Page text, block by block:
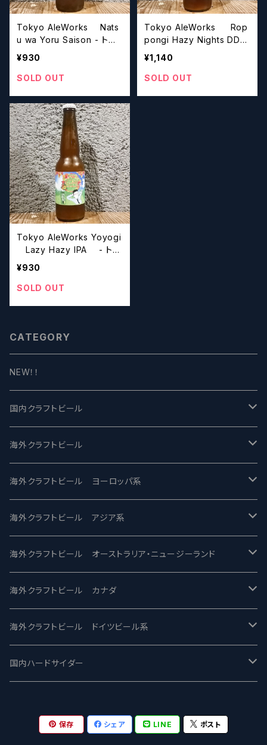
Tokyo AleWorks Nats
u wa Yoru Saison - トウ
キョウエールワークス 夏は
¥930
SOLD OUT
Tokyo AleWorks Rop
pongi Hazy Nights DDH
IIPA - トウキョウエールワー
クス 六本木・ヘイジ―・ナイ
ツドライホップ・インペリア
¥1,140
SOLD OUT
Tokyo AleWorks Yoyogi
Lazy Hazy IPA - トウ
キョウエールワークス 代々
【クラフトビール】
¥930
SOLD OUT
CATEGORY
NEW！！
国内クラフトビール
UCHU BREWING -うちゅうブルーイング
バテレ -VERTERE
2nd Story Ale Works -セカンドストーリー
ビアへるん - Beer Hearn
忽布古丹醸造 - HOP KOTAN
ワイマーケットブルーイング Y.Market Brewing
志賀高原ビール - SIGAKOGEN
箕面ビール - MINOH BEER
海外クラフトビール
Modern Times モダンタイムズ
Maui マウイ
Toppling Goliath トップリンゴライアス
Fair State フェアステイト
Lagunitas ラグニタス
FirestoneWalker ファイアストーン
Mikkeller ミッケラー
海外クラフトビール ヨーロッパ系
UnBarred -アンバード
SAIREN /サイレン
ワイルドチャイルド - Wilde Child
BrewDog Brewery - ブリュードッグ
The Flying Inn / ザ フライイング イン
Lambiek Fabriek - ファブリーク
海外クラフトビール アジア系
gweilo-鬼佬 グウァイロ
Heart Of Darkness - ハートオブダークネス
Carbon brews -カーボン
TAIHU - タイフー
Behemoth - ベヒーモス
海外クラフトビール オーストラリア・ニュージーランド
ROCKY RIDGE - ロッキーリッジ
BODRIGGY BREWING ボッドリッジー
CO-CONSPIRATORS コ・コンスピレーターズ
Deep Creek Brewing Co.
海外クラフトビール カナダ
Jackie O's ジャッキーオーズ
Westbrook ウェストブルック
Strathcona ストラスコナ
海外クラフトビール ドイツビール系
Karmeliten カーメリテン
Früh フリュー
国内ハードサイダー
保存 シェア LINE ポスト